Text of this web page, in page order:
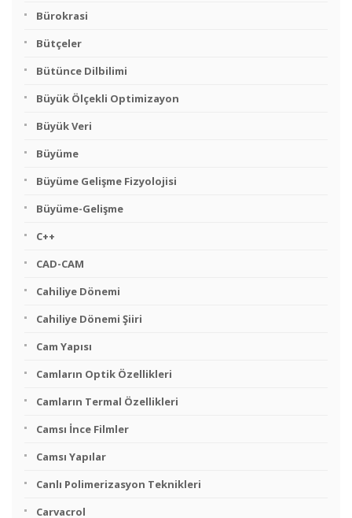
Bürokrasi
Bütçeler
Bütünce Dilbilimi
Büyük Ölçekli Optimizayon
Büyük Veri
Büyüme
Büyüme Gelişme Fizyolojisi
Büyüme-Gelişme
C++
CAD-CAM
Cahiliye Dönemi
Cahiliye Dönemi Şiiri
Cam Yapısı
Camların Optik Özellikleri
Camların Termal Özellikleri
Camsı İnce Filmler
Camsı Yapılar
Canlı Polimerizasyon Teknikleri
Carvacrol